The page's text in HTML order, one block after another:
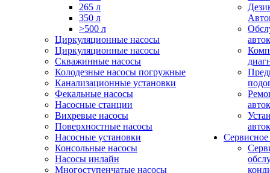
265 л
350 л
>500 л
Циркуляционные насосы
Циркуляционные насосы
Скважинные насосы
Колодезные насосы погружные
Канализационные установки
Фекальные насосы
Насосные станции
Вихревые насосы
Поверхностные насосы
Насосные установки
Консольные насосы
Насосы инлайн
Многоступенчатые насосы